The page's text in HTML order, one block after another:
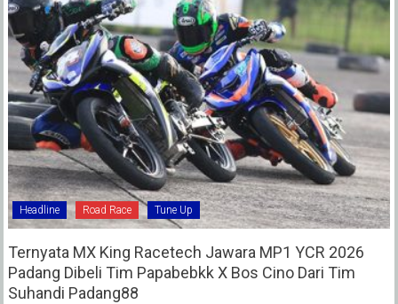
Headline Road Race Tune Up
Ternyata MX King Racetech Jawara MP1 YCR 2026
Padang Dibeli Tim Papabebkk X Bos Cino Dari Tim
Suhandi Padang88